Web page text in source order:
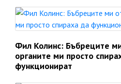
Фил Колинс: Бъбреците
органите ми просто
функционират